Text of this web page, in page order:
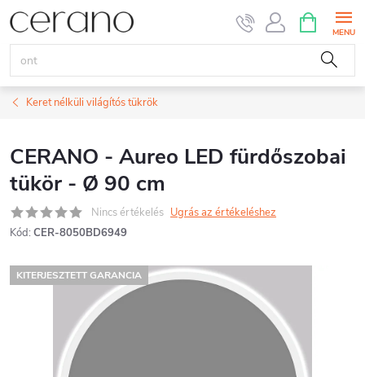
Ugrás
KOSÁR
Keret nélküli világítós tükrök
CERANO - Aureo LED fürdőszobai
tükör - Ø 90 cm
Nincs értékelés Ugrás az értékeléshez
Kód: CER-8050BD6949
KITERJESZTETT GARANCIA